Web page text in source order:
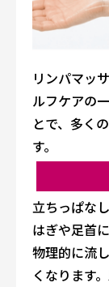
リンパマッ
ルフケアの
とで、多く
す。
立ちっぱな
はぎや足首
物理的に流
くなります